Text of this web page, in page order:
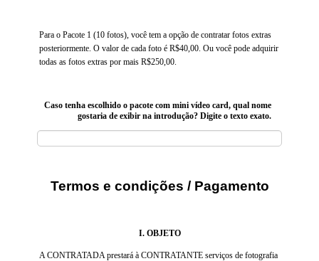
Para o Pacote 1 (10 fotos), você tem a opção de contratar fotos extras
posteriormente. O valor de cada foto é R$40,00. Ou você pode adquirir
todas as fotos extras por mais R$250,00.
Caso tenha escolhido o pacote com mini vídeo card, qual nome
gostaria de exibir na introdução? Digite o texto exato.
Termos e condições / Pagamento
I. OBJETO
A CONTRATADA prestará à CONTRATANTE serviços de fotografia